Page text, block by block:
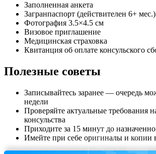
Заполненная анкета
Загранпаспорт (действителен 6+ мес.)
Фотография 3.5×4.5 см
Визовое приглашение
Медицинская страховка
Квитанция об оплате консульского
Полезные советы
Записывайтесь заранее — очередь
недели
Проверяйте актуальные требования
консульства
Приходите за 15 минут до
Имейте при себе оригиналы и копии